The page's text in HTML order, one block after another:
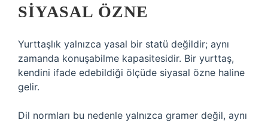
SIYASAL ÖZNE
Yurttaşlık yalnızca yasal bir statü değildir; aynı
zamanda konuşabilme kapasitesidir. Bir yurttaş,
kendini ifade edebildiği ölçüde siyasal özne haline
gelir.
Dil normları bu nedenle yalnızca gramer değil, aynı